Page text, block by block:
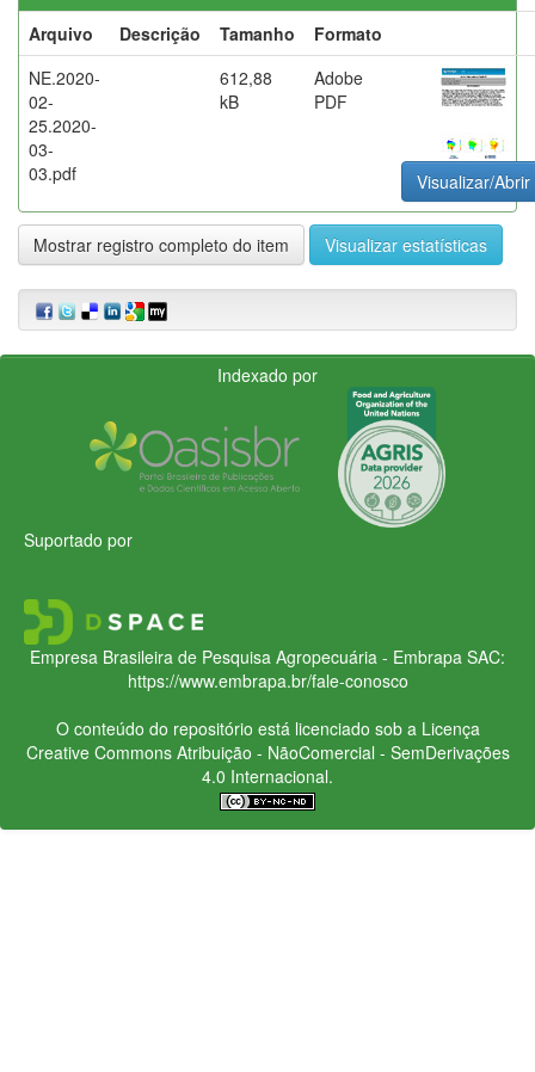
Arquivo
Descrição Tamanho
Formato
NE.2020-
02-
25.2020-
03-
03.pdf
612,88
kB
Adobe
PDF
Visualizar/Abrir
Mostrar registro completo do item Visualizar estatísticas
Indexado por
Suportado por
Empresa Brasileira de Pesquisa Agropecuária - Embrapa SAC:
https://www.embrapa.br/fale-conosco
O conteúdo do repositório está licenciado sob a Licença
Creative CommonsAtribuição - NãoComercial - SemDerivações
4.0 Internacional.